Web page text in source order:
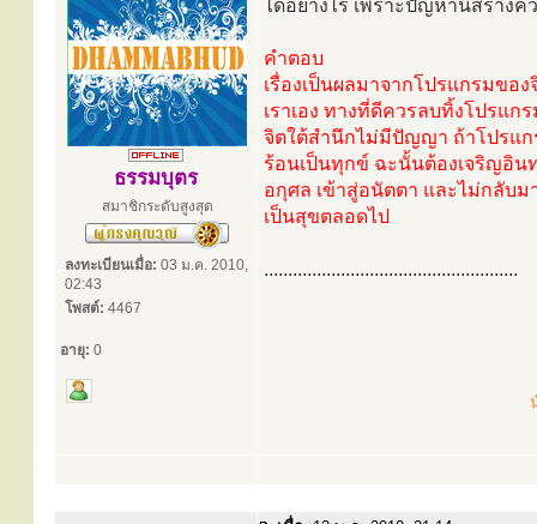
ธรรมบุตร
สมาชิกระดับสูงสุด
ลงทะเบียนเมื่อ: 03 ม.ค. 2010,
02:43
โพสต์: 4467
อายุ: 0
ได้อย่างไร เพราะปัญหานี้สร้าง
คำตอบ
เรื่องเป็นผลมาจากโปรแกรมของ
เราเอง ทางที่ดีควรลบทิ้งโปรแ
จิตใต้สำนึกไม่มีปัญญา ถ้าโปรแก
ร้อนเป็นทุกข์ ฉะนั้นต้องเจริญอิ
อกุศล เข้าสู่อนัตตา และไม่กลับม
เป็นสุขตลอดไป
.....................................................